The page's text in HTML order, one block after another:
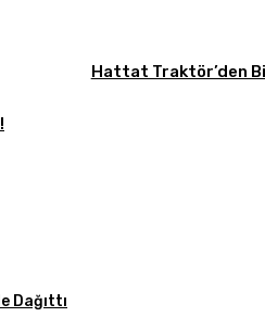
Hattat Traktör’den
Dağıttı